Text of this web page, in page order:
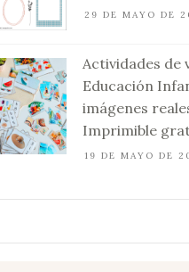
29 DE MAYO DE
Actividades de
Educación
imágenes
Imprimible
19 DE MAYO DE